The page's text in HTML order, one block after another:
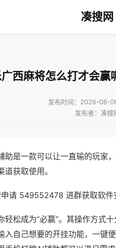
凑搜网
西麻将怎么打才会
发布时间：2026-08-
发布者：凑搜
助是一款可以让一直输的玩家
获取使用。
请 549552478 进群获取软件
轻松成为“必赢”。其操作方式
入自己想要的开挂功能，一键